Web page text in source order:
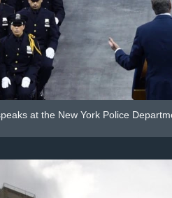
at the New York Police